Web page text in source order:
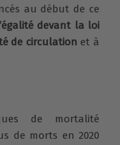
au début de ce
devant la loi
de circulation et à
de mortalité
de morts en 2020